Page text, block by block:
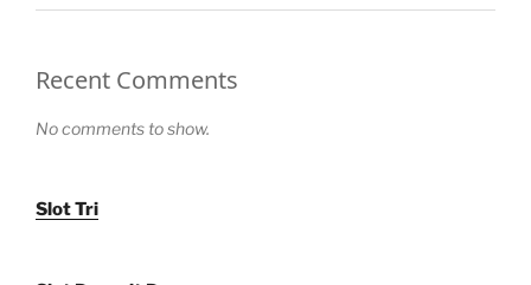
Recent Comments
No comments to show.
Slot Tri